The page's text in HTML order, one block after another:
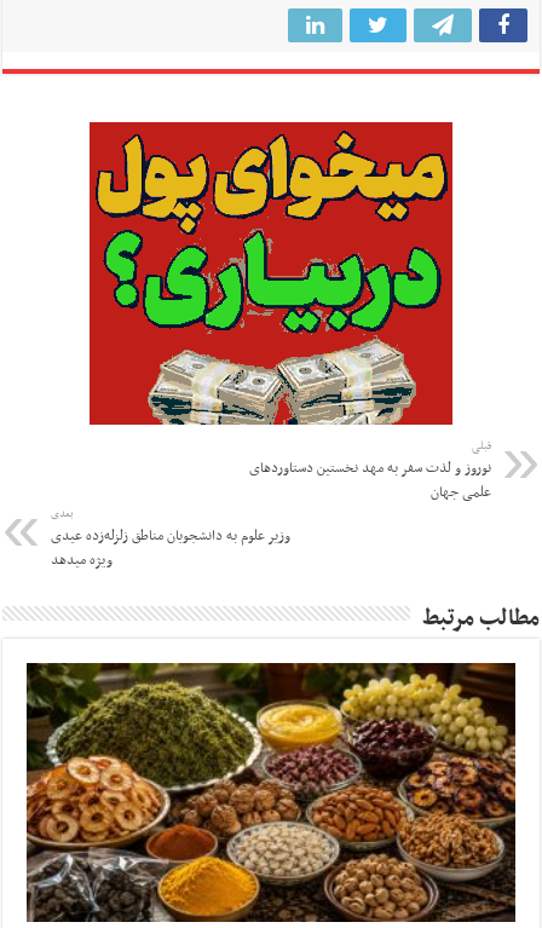
قبلی
نوروز و لذت سفر به مهد نخستین دستاوردهای
علمی جهان
بعدی
وزیر علوم به دانشجویان مناطق زلزله‌زده عیدی
ویژه میدهد
مطالب مرتبط